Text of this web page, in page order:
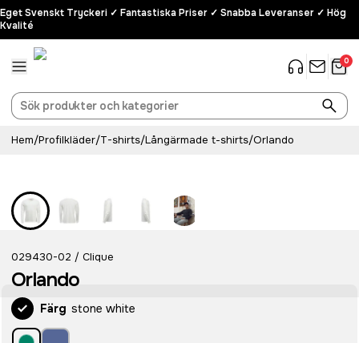
Eget Svenskt Tryckeri ✓ Fantastiska Priser ✓ Snabba Leveranser ✓ Hög
Kvalité
0
Hem/Profilkläder/T-shirts/Långärmade t-shirts/Orlando
029430-02 / Clique
Orlando
Färg stone white